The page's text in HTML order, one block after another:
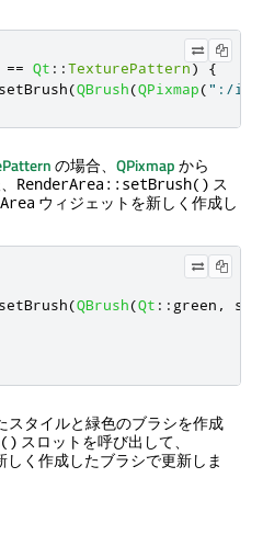
== Qt ::TexturePattern)
{
setBrush(QBrush(QPixmap(":/
の場合、 QPixmapから
RenderArea::setBrush() ス
ウィジェットを新しく作成し
setBrush(QBrush(Qt :: green ,
スタイルと緑色のブラシを作成
スロットを呼び出して、
しく作成したブラシで更新しま